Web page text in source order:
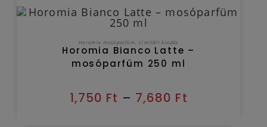
OPCIÓK VÁLASZTÁSA
Horomia mosóparfüm,Limitált kiadás
Horomia Bianco Latte –
mosóparfüm 250 ml
1,750 Ft – 7,680 Ft